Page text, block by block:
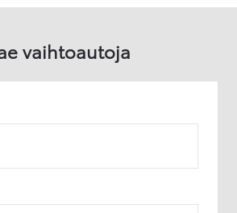
vaihtoautoja